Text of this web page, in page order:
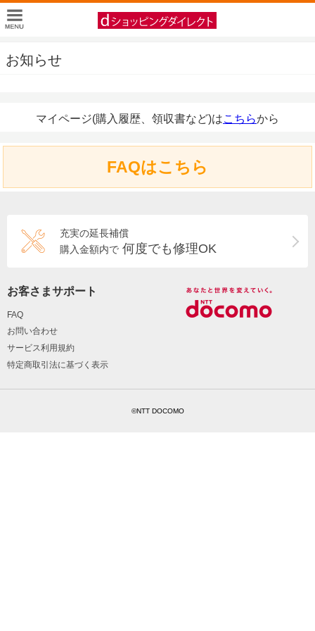
お知らせ
マイページ(購入履歴、領収書など)はこちらから
FAQはこちら
充実の延長補償
購入金額内で 何度でも修理OK
お客さまサポート
FAQ
お問い合わせ
サービス利用規約
特定商取引法に基づく表示
©NTT DOCOMO